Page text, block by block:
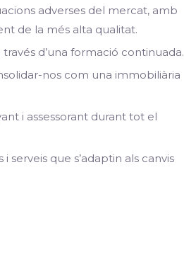
adverses del mercat, amb
de la més alta qualitat.
d’una formació continuada.
nos com una immobiliària
i assessorant durant tot el
que s’adaptin als canvis